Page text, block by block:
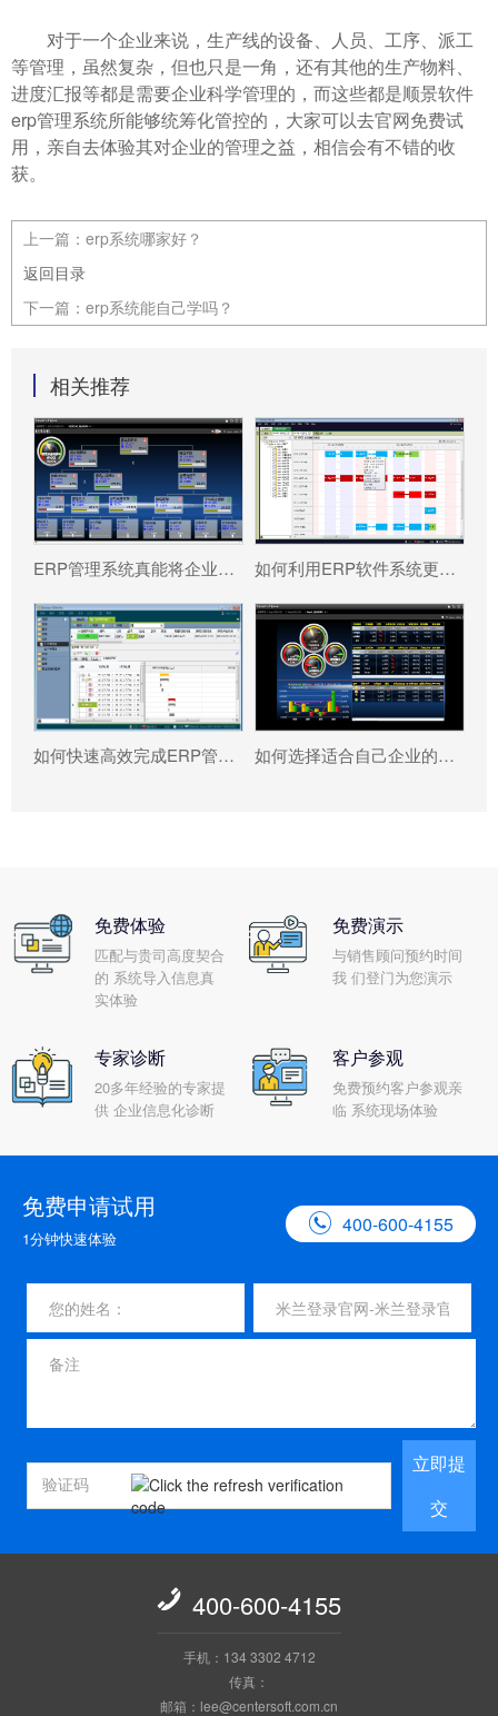
对于一个企业来说，生产线的设备、人员、工序、派工
等管理，虽然复杂，但也只是一角，还有其他的生产物料、
进度汇报等都是需要企业科学管理的，而这些都是顺景软件
erp管理系统所能够统筹化管控的，大家可以去官网免费试
用，亲自去体验其对企业的管理之益，相信会有不错的收
获。
上一篇： erp系统哪家好？
返回目录
下一篇： erp系统能自己学吗？
相关推荐
ERP管理系统真能将企业数据转化为可执行决策吗? 如何利用ERP软件系统更好提升企业运营效率?
如何快速高效完成ERP管理系统配置? 如何选择适合自己企业的ERP软件?
免费体验
匹配与贵司高度契合
的 系统导入信息真
实体验
免费演示
与销售顾问预约时间
我 们登门为您演示
专家诊断
20多年经验的专家提
供 企业信息化诊断
客户参观
免费预约客户参观亲
临 系统现场体验
免费申请试用
1分钟快速体验
 400-600-4155
立即提
交
 400-600-4155
手机：134 3302 4712
传真：
邮箱：lee@centersoft.com.cn